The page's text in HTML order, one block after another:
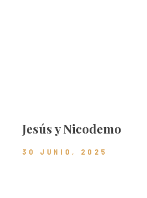
Jesús y Nicodemo
30 JUNIO, 2025